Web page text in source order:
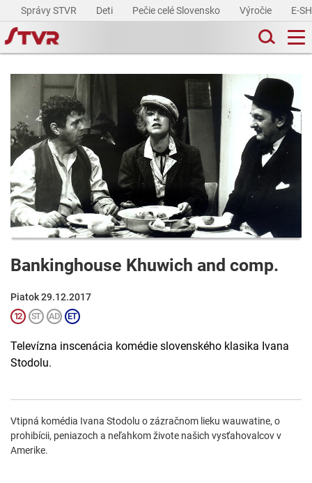
Správy STVR Deti Pečie celé Slovensko Výročie E-
Bankinghouse Khuwich and comp.
Piatok 29.12.2017
Televízna inscenácia komédie slovenského klasika Ivana
Stodolu.
Vtipná komédia Ivana Stodolu o zázračnom lieku wauwatine, o
prohibícii, peniazoch a neľahkom živote našich vysťahovalcov v
Amerike.